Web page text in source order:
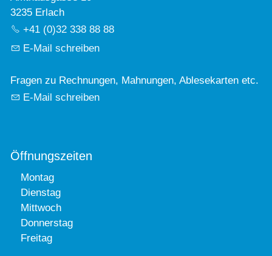
3235 Erlach
+41 (0)32 338 88 88
E-Mail schreiben
Fragen zu Rechnungen, Mahnungen, Ablesekarten etc.
E-Mail schreiben
Öffnungszeiten
Montag
Dienstag
Mittwoch
Donnerstag
Freitag